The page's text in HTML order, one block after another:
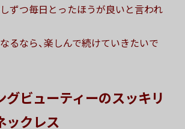
ずつ毎日とったほうが良いと言われ
るなら、楽しんで続けていきたいで
グビューティーのスッキリ
ックレス